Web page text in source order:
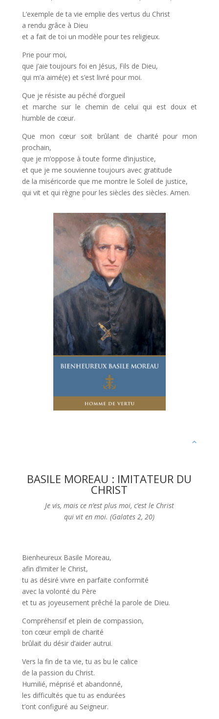
L’exemple de ta vie emplie des vertus du Christ
a rendu grâce à Dieu
et a fait de toi un modèle pour tes religieux.
Prie pour moi,
que j’aie toujours foi en Jésus, Fils de Dieu,
qui m’a aimé(e) et s’est livré pour moi.
Que je résiste au péché d’orgueil
et marche sur le chemin de celui qui est doux et
humble de cœur.
Que mon cœur soit brûlant de charité pour mon
prochain,
que je m’oppose à toute forme d’injustice,
et que je me souvienne toujours avec gratitude
de la miséricorde que me montre le Soleil de justice,
qui vit et qui règne pour les siècles des siècles. Amen.
BASILE MOREAU : IMITATEUR DU
CHRIST
Je vis, mais ce n’est plus moi, c’est le Christ
qui vit en moi. (Galates 2, 20)
Bienheureux Basile Moreau,
afin d’imiter le Christ,
tu as désiré vivre en parfaite conformité
avec la volonté du Père
et tu as joyeusement prêché la parole de Dieu.
Compréhensif et plein de compassion,
ton cœur empli de charité
brûlait du désir d’aider autrui.
Vers la fin de ta vie, tu as bu le calice
de la passion du Christ.
Humilié, méprisé et abandonné,
les difficultés que tu as endurées
t’ont configuré au Seigneur.